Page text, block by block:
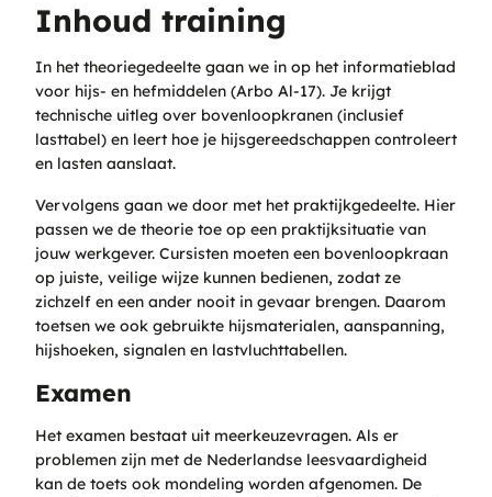
Inhoud training
In het theoriegedeelte gaan we in op het informatieblad
voor hijs- en hefmiddelen (Arbo Al-17). Je krijgt
technische uitleg over bovenloopkranen (inclusief
lasttabel) en leert hoe je hijsgereedschappen controleert
en lasten aanslaat.
Vervolgens gaan we door met het praktijkgedeelte. Hier
passen we de theorie toe op een praktijksituatie van
jouw werkgever. Cursisten moeten een bovenloopkraan
op juiste, veilige wijze kunnen bedienen, zodat ze
zichzelf en een ander nooit in gevaar brengen. Daarom
toetsen we ook gebruikte hijsmaterialen, aanspanning,
hijshoeken, signalen en lastvluchttabellen.
Examen
Het examen bestaat uit meerkeuzevragen. Als er
problemen zijn met de Nederlandse leesvaardigheid
kan de toets ook mondeling worden afgenomen. De